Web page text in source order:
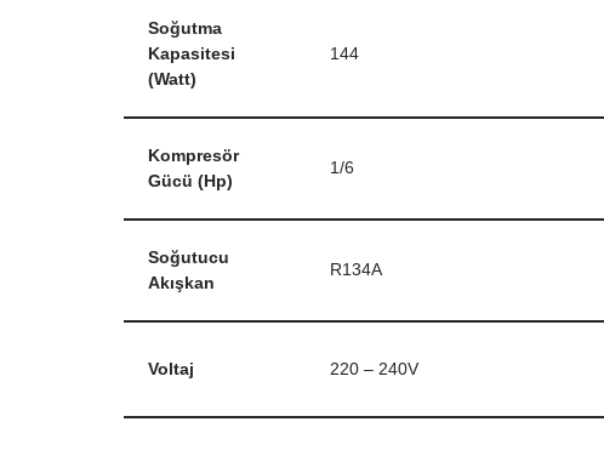
Soğutma
Kapasitesi
(Watt)
144
Kompresör
Gücü (Hp)
1/6
Soğutucu
Akışkan
R134A
Voltaj 220 – 240V